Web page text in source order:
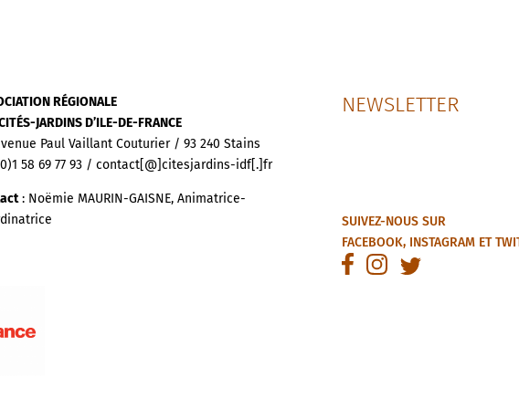
RÉGIONALE
JARDINS D’ILE-DE-FRANCE
Paul Vaillant Couturier / 93 240 Stains
58 69 77 93 / contact[@]citesjardins-idf[.]fr
: Noëmie MAURIN-GAISNE, Animatrice-
NEWSLETTER
SUIVEZ-NOUS SUR
FACEBOOK, INSTAGRAMET